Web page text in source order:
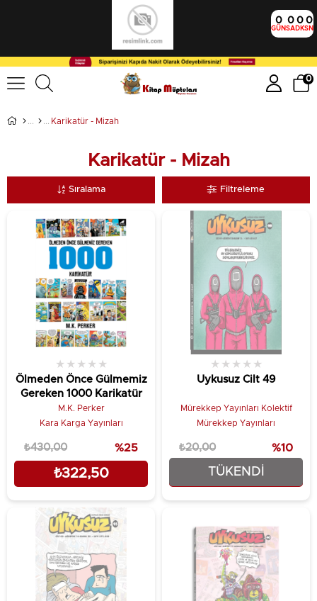
0
GÜN
0
SA
0
DK
0
SN
0
Karikatür - Mizah
Karikatür - Mizah
Filtreleme
Sıralama
Ölmeden Önce Gülmemiz
Gereken 1000 Karikatür
★ ★ ★ ★ ★
M.K. Perker
Kara Karga Yayınları
₺322,50
₺430,00 %25
TÜKENDI
Uykusuz Cilt 49
★ ★ ★ ★ ★
Mürekkep Yayınları Kolektif
Mürekkep Yayınları
₺18,00
₺20,00 %10